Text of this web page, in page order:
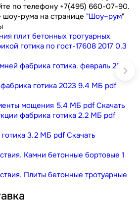
по телефону +7(495) 660-07-90.
рума на странице "Шоу–рум"
плит бетонных тротуарных
готика по гост-17608 2017 0.3
фабрика готика. февраль 2023
готика 2023 9.4 МБ pdf
мощения 5.4 МБ pdf Скачать
фабрика готика 2.2 МБ pdf
3.2 МБ pdf Скачать
Камни бетонные бортовые 1
Плиты бетонные тротуарные